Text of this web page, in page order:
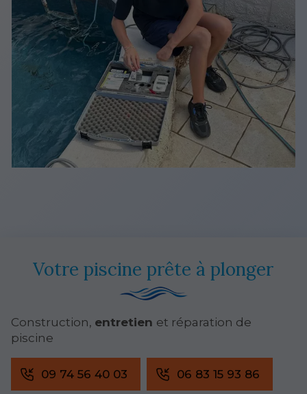
Votre piscine prête à plonger
Construction, entretien et réparation de
piscine
09 74 56 40 03 06 83 15 93 86